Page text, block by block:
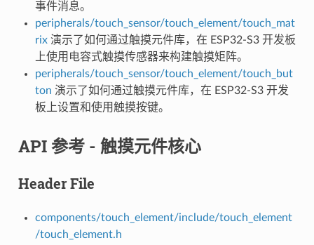
事件消息。
peripherals/touch_sensor/touch_element/touch_mat
rix演示了如何通过触摸元件库，在 ESP32-S3 开发板
上使用电容式触摸传感器来构建触摸矩阵。
peripherals/touch_sensor/touch_element/touch_but
ton 演示了如何通过触摸元件库，在 ESP32-S3 开发
板上设置和使用触摸按键。
API 参考 - 触摸元件核心
Header File
components/touch_element/include/touch_element
/touch_element.h